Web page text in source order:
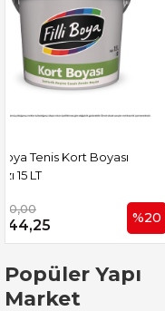
Filli Boya Tenis Kort
15 LT
₺7.200,00
₺5.744,25
Popüler Yapı
Market